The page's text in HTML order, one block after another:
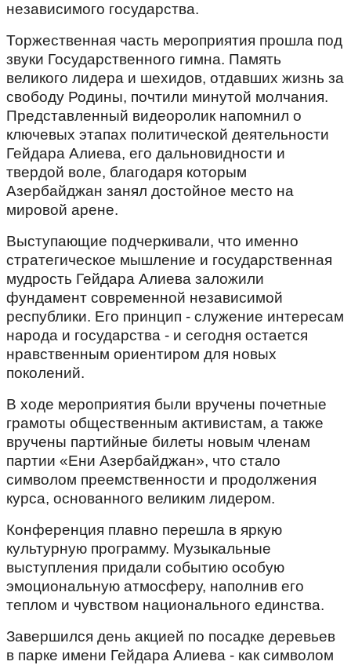
независимого государства.
Торжественная часть мероприятия прошла под
звуки Государственного гимна. Память
великого лидера и шехидов, отдавших жизнь за
свободу Родины, почтили минутой молчания.
Представленный видеоролик напомнил о
ключевых этапах политической деятельности
Гейдара Алиева, его дальновидности и
твердой воле, благодаря которым
Азербайджан занял достойное место на
мировой арене.
Выступающие подчеркивали, что именно
стратегическое мышление и государственная
мудрость Гейдара Алиева заложили
фундамент современной независимой
республики. Его принцип - служение интересам
народа и государства - и сегодня остается
нравственным ориентиром для новых
поколений.
В ходе мероприятия были вручены почетные
грамоты общественным активистам, а также
вручены партийные билеты новым членам
партии «Ени Азербайджан», что стало
символом преемственности и продолжения
курса, основанного великим лидером.
Конференция плавно перешла в яркую
культурную программу. Музыкальные
выступления придали событию особую
эмоциональную атмосферу, наполнив его
теплом и чувством национального единства.
Завершился день акцией по посадке деревьев
в парке имени Гейдара Алиева - как символом